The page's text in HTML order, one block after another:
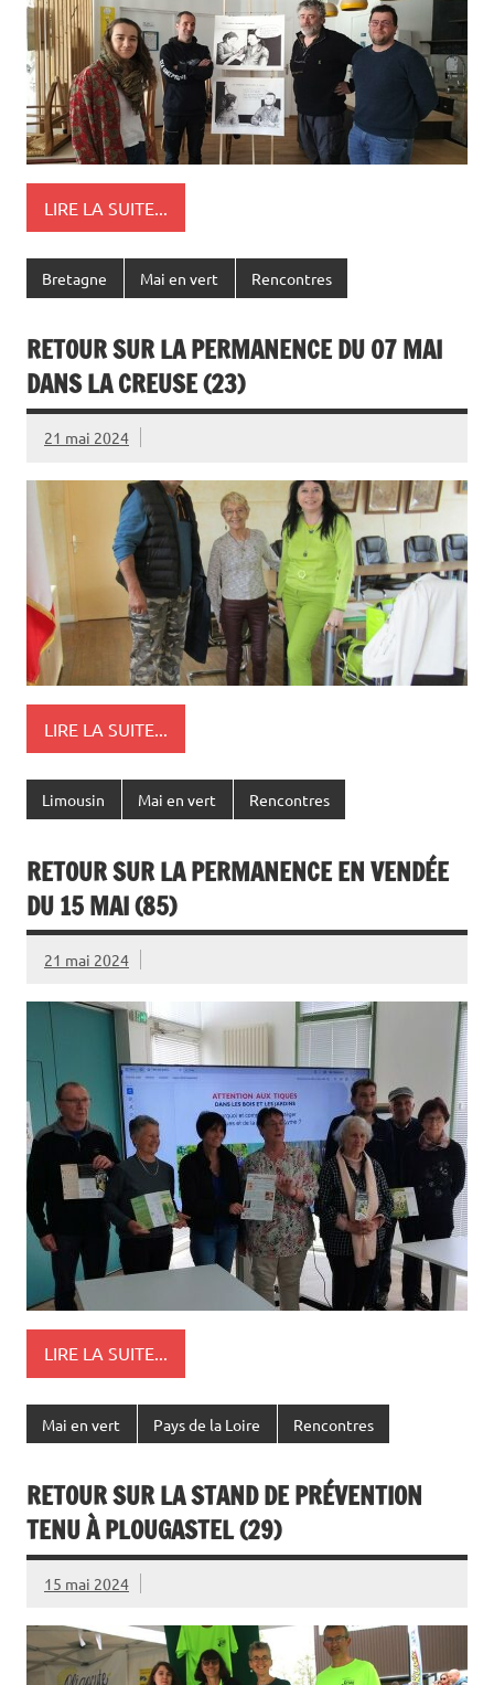
LIRE LA SUITE...
Bretagne Mai en vert Rencontres
RETOUR SUR LA PERMANENCE DU 07 MAI
DANS LA CREUSE (23)
21 mai 2024
LIRE LA SUITE...
Limousin Mai en vert Rencontres
RETOUR SUR LA PERMANENCE EN VENDÉE
DU 15 MAI (85)
21 mai 2024
LIRE LA SUITE...
Mai en vert Pays de la Loire Rencontres
RETOUR SUR LA STAND DE PRÉVENTION
TENU À PLOUGASTEL (29)
15 mai 2024